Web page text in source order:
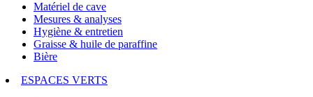
Matériel de cave
Mesures & analyses
Hygiène & entretien
Graisse & huile de paraffine
Bière
ESPACES VERTS